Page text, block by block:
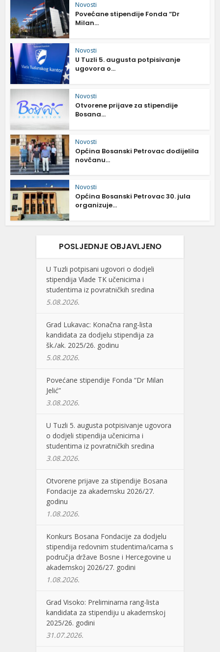
Novosti
Povećane stipendije Fonda “Dr
Milan...
Novosti
U Tuzli 5. augusta potpisivanje
ugovora o...
Novosti
Otvorene prijave za stipendije
Bosana...
Novosti
Općina Bosanski Petrovac dodijelila
novčanu...
Novosti
Općina Bosanski Petrovac 30. jula
organizuje...
POSLJEDNJE OBJAVLJENO
U Tuzli potpisani ugovori o dodjeli
stipendija Vlade TK učenicima i
studentima iz povratničkih sredina
5.08.2026.
Grad Lukavac: Konačna rang-lista
kandidata za dodjelu stipendija za
šk./ak. 2025/26. godinu
5.08.2026.
Povećane stipendije Fonda “Dr Milan
Jelić”
3.08.2026.
U Tuzli 5. augusta potpisivanje ugovora
o dodjeli stipendija učenicima i
studentima iz povratničkih sredina
3.08.2026.
Otvorene prijave za stipendije Bosana
Fondacije za akademsku 2026/27.
godinu
1.08.2026.
Konkurs Bosana Fondacije za dodjelu
stipendija redovnim studentima/icama s
područja države Bosne i Hercegovine u
akademskoj 2026/27. godini
1.08.2026.
Grad Visoko: Preliminarna rang-lista
kandidata za stipendiju u akademskoj
2025/26. godini
31.07.2026.